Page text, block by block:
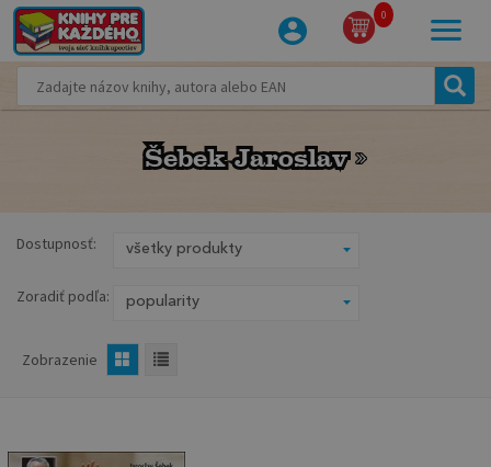
0
Šebek Jaroslav
Šebek Jaroslav
Dostupnosť:
Zoradiť podľa:
Zobrazenie